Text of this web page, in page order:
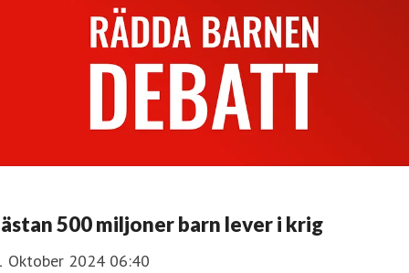
500 miljoner barn lever i krig
Oktober 2024 06:40